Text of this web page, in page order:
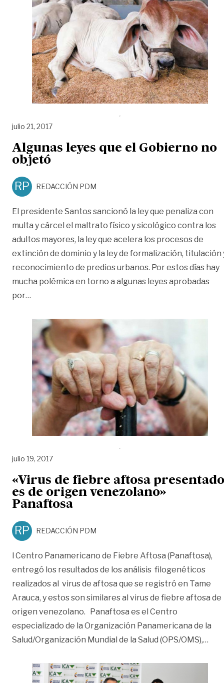
julio 21, 2017
Algunas leyes que el Gobierno no
objetó
RP REDACCIÓN PDM
El presidente Santos sancionó la ley que penaliza con
multa y cárcel el maltrato físico y sicológico contra los
adultos mayores, la ley que acelera los procesos de
extinción de dominio y la ley de formalización, titulación
reconocimiento de predios urbanos. Por estos días hay
mucha polémica en torno a algunas leyes aprobadas
por…
julio 19, 2017
«Virus de fiebre aftosa presentado
es de origen venezolano»
Panaftosa
RP REDACCIÓN PDM
l Centro Panamericano de Fiebre Aftosa (Panaftosa),
entregó los resultados de los análisis filogenéticos
realizados al virus de aftosa que se registró en Tame
Arauca, y estos son similares al virus de fiebre aftosa de
origen venezolano. Panaftosa es el Centro
especializado de la Organización Panamericana de la
Salud/Organización Mundial de la Salud (OPS/OMS),…